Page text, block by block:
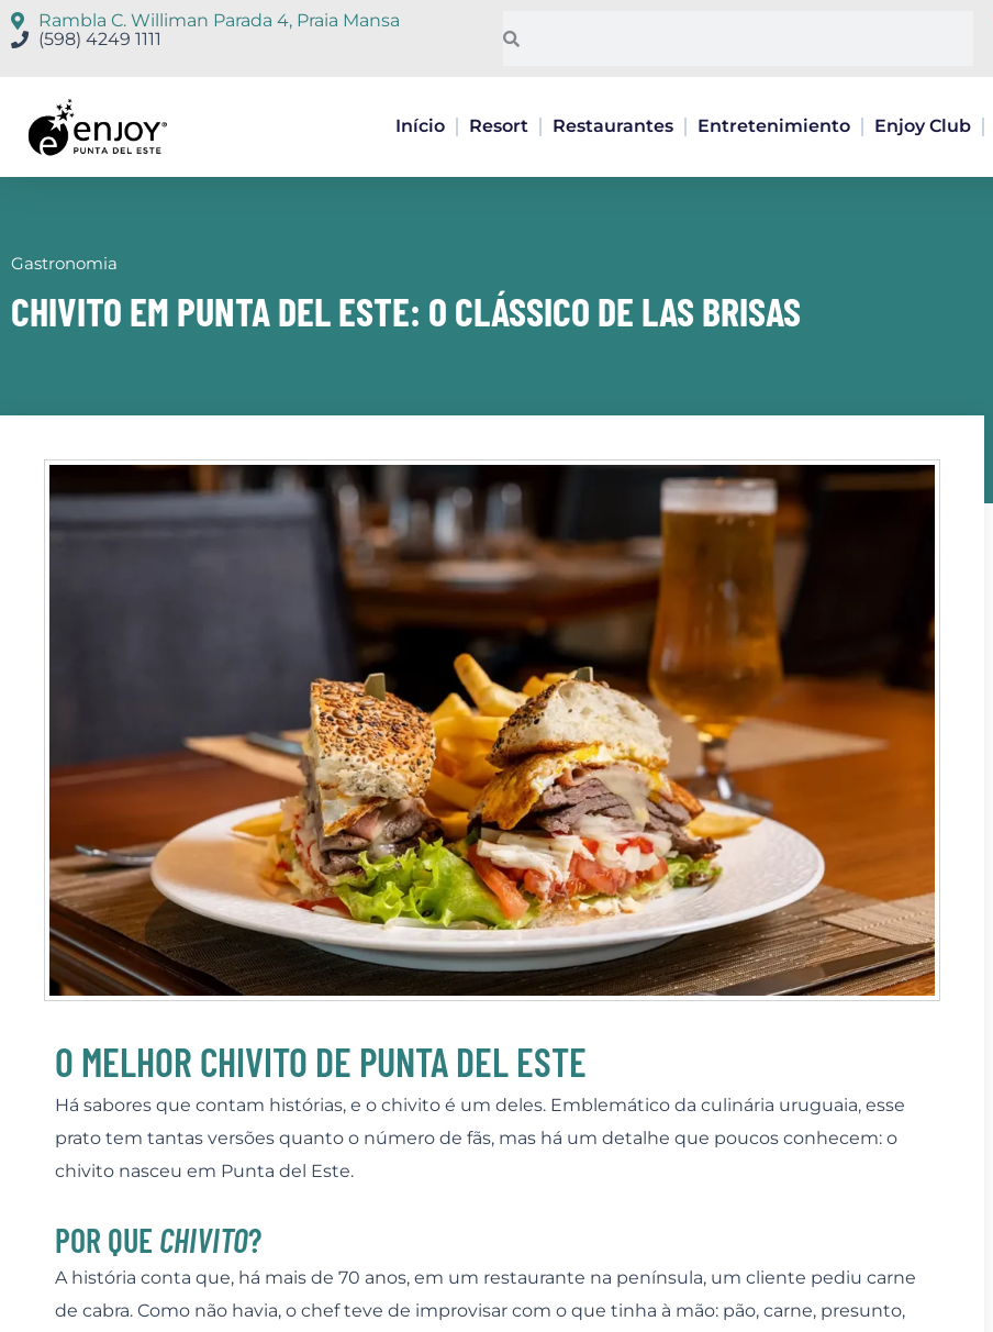
para Rambla C. Williman Parada 4, Praia Mansa
(598) 4249 1111
Início Resort Restaurantes Entretenimiento Enjoy Club
Gastronomia
CHIVITO EM PUNTA DEL ESTE: O CLÁSSICO DE LAS BRISAS
O MELHOR CHIVITO DE PUNTA DEL ESTE
Há sabores que contam histórias, e o chivito é um deles. Emblemático da culinária uruguaia, esse
prato tem tantas versões quanto o número de fãs, mas há um detalhe que poucos conhecem: o
chivito nasceu em Punta del Este.
POR QUE CHIVITO?
A história conta que, há mais de 70 anos, em um restaurante na península, um cliente pediu carne
de cabra. Como não havia, o chef teve de improvisar com o que tinha à mão: pão, carne, presunto,